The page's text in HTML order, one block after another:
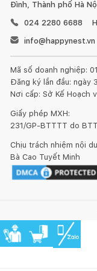
2. Thông số kỹ
Công suất: 30000
Loại: 1 chiều
Công nghệ
Môi chất lạnh:
Kích thước dàn
Khối lượng dàn
Kích thước dàn
Khối lượng dàn
3. Lắp đặt và vận
Đình, Thành phố Hà
024 2280 6688
info@happynest.vn
Mã số doanh nghiệp:
Đăng ký lần đầu: ngày
Nơi cấp: Sở Kế Hoạch
Giấy phép MXH:
231/GP-BTTTT do
Chịu trách nhiệm nội
Bà Cao Tuyết Minh